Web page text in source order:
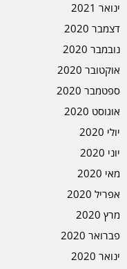
ינואר 2021
דצמבר 2020
נובמבר 2020
אוקטובר 2020
ספטמבר 2020
אוגוסט 2020
יולי 2020
יוני 2020
מאי 2020
אפריל 2020
מרץ 2020
פברואר 2020
ינואר 2020